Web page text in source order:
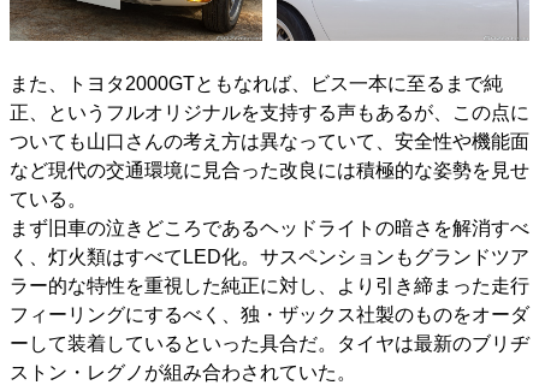
また、トヨタ2000GTともなれば、ビス一本に至るまで純
正、というフルオリジナルを支持する声もあるが、この点に
ついても山口さんの考え方は異なっていて、安全性や機能面
など現代の交通環境に見合った改良には積極的な姿勢を見せ
ている。
まず旧車の泣きどころであるヘッドライトの暗さを解消すべ
く、灯火類はすべてLED化。サスペンションもグランドツア
ラー的な特性を重視した純正に対し、より引き締まった走行
フィーリングにするべく、独・ザックス社製のものをオーダ
ーして装着しているといった具合だ。タイヤは最新のブリヂ
ストン・レグノが組み合わされていた。